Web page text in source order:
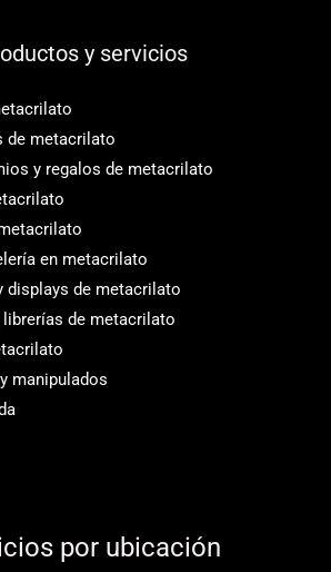
y servicios
de metacrilato
y regalos de metacrilato
en metacrilato
displays de metacrilato
de metacrilato
manipulados
por ubicación